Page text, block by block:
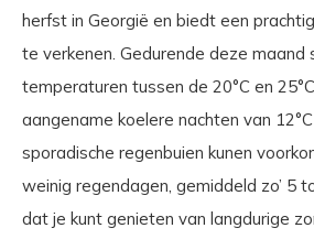
herfst in Georgië en biedt een
te verkenen. Gedurende deze maand
temperaturen tussen de 20°C en
aangename koelere nachten van
sporadische regenbuien kunen
weinig regendagen, gemiddeld zo’ 5
dat je kunt genieten van langdurige